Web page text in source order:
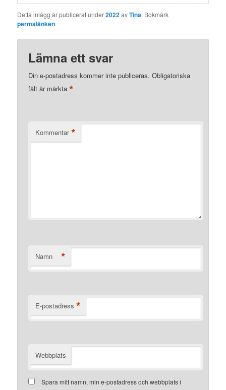
Detta inlägg är publicerat under2022avTina. Bokmärk
permalänken.
Lämna ett svar
Din e-postadress kommer inte publiceras. Obligatoriska
fält är märkta*
Kommentar *
Namn *
E-postadress *
Webbplats
Spara mitt namn, min e-postadress och webbplats i